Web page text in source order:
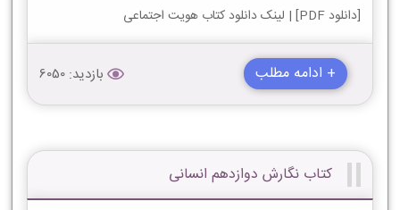
[دانلود PDF] | لینک دانلود کتاب هویت اجتماعی
+ ادامه مطلب بازدید: 6050
کتاب نگارش دوازدهم انسانی